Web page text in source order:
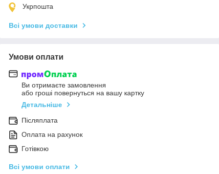
Укрпошта
Всі умови доставки
Умови оплати
Ви отримаєте замовлення
або гроші повернуться на вашу картку
Детальніше
Післяплата
Оплата на рахунок
Готівкою
Всі умови оплати